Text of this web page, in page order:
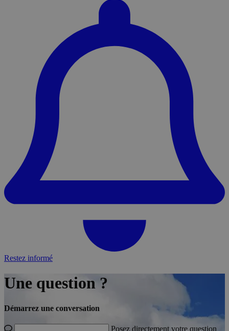
Restez informé
Une question ?
Démarrez une conversation
Posez directement votre question